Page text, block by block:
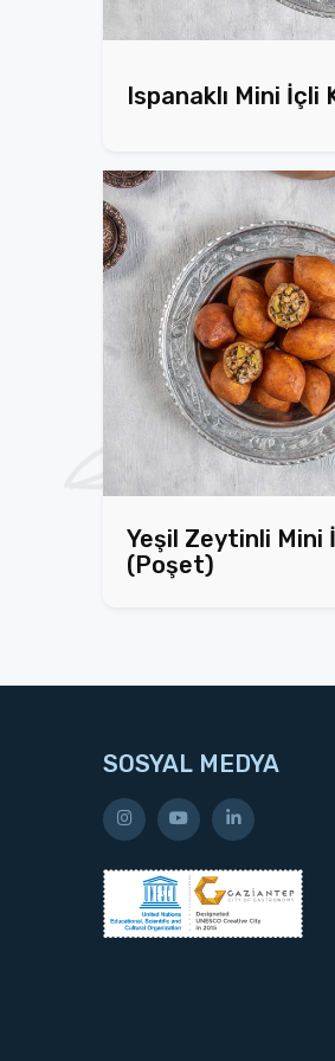
Ispanaklı Mini
Yeşil Zeytinli Mini
(Poşet)
SOSYAL MEDYA